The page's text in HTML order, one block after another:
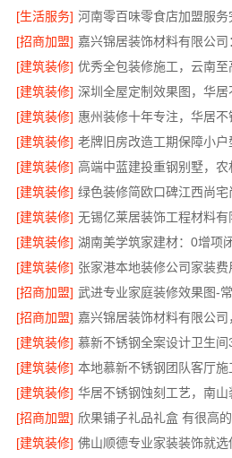
[生活服务] 河南零百味零食店加盟服务
[招商加盟] 嘉兴锦居装饰材料有限公
[建筑装修]
[建筑装修] 深圳全屋定制效果图，华
[建筑装修] 惠州装修十年专注，华居
[建筑装修]
[建筑装修] 高端中蓝建投重钢别墅，
[建筑装修] 绿色装修简欧口碑江西尚宅
[建筑装修]
[建筑装修] 湖南美学筑家建材：0增项
[建筑装修]
[招商加盟]
[招商加盟]
[建筑装修] 慕新不锈钢全案设计卫生间
[建筑装修] 本地慕新不锈钢团队客厅施
[建筑装修] 华居不锈钢蚀刻工艺，南山
[招商加盟] 欣果铺子礼品礼盒 有很高
[建筑装修]